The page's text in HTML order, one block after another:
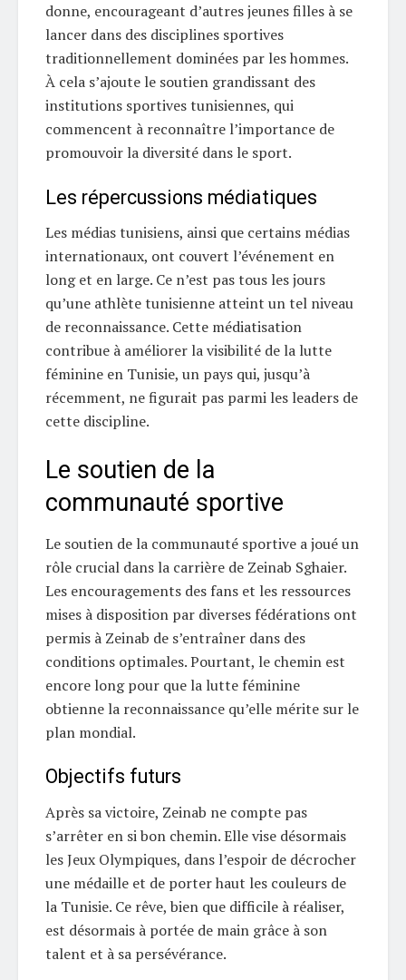
donne, encourageant d’autres jeunes filles à se
lancer dans des disciplines sportives
traditionnellement dominées par les hommes.
À cela s’ajoute le soutien grandissant des
institutions sportives tunisiennes, qui
commencent à reconnaître l’importance de
promouvoir la diversité dans le sport.
Les répercussions médiatiques
Les médias tunisiens, ainsi que certains médias
internationaux, ont couvert l’événement en
long et en large. Ce n’est pas tous les jours
qu’une athlète tunisienne atteint un tel niveau
de reconnaissance. Cette médiatisation
contribue à améliorer la visibilité de la lutte
féminine en Tunisie, un pays qui, jusqu’à
récemment, ne figurait pas parmi les leaders de
cette discipline.
Le soutien de la
communauté sportive
Le soutien de la communauté sportive a joué un
rôle crucial dans la carrière de Zeinab Sghaier.
Les encouragements des fans et les ressources
mises à disposition par diverses fédérations ont
permis à Zeinab de s’entraîner dans des
conditions optimales. Pourtant, le chemin est
encore long pour que la lutte féminine
obtienne la reconnaissance qu’elle mérite sur le
plan mondial.
Objectifs futurs
Après sa victoire, Zeinab ne compte pas
s’arrêter en si bon chemin. Elle vise désormais
les Jeux Olympiques, dans l’espoir de décrocher
une médaille et de porter haut les couleurs de
la Tunisie. Ce rêve, bien que difficile à réaliser,
est désormais à portée de main grâce à son
talent et à sa persévérance.